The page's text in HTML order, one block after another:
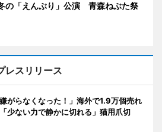
の「えんぶり」公演 青森ねぶた祭
レスリリース
がらなくなった！」海外で1.9万個売れ
少ない力で静かに切れる」猫用爪切